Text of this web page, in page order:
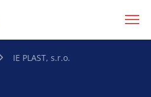
IE PLAST, s.r.o.